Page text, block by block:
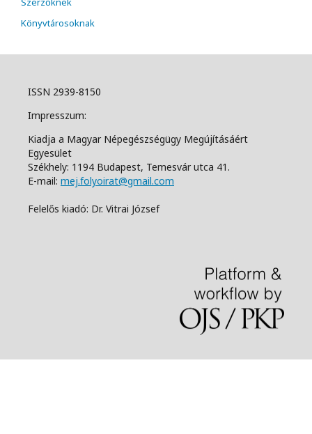
Könyvtárosoknak
ISSN 2939-8150
Impresszum:
Kiadja a Magyar Népegészségügy Megújításáért
Egyesület
Székhely: 1194 Budapest, Temesvár utca 41.
E-mail: mej.folyoirat@gmail.com
Felelős kiadó: Dr. Vitrai József